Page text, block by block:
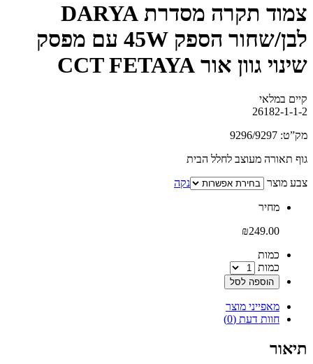
צמוד תקרה מסדרת DARYA
לבן/שחור הספק 45W עם מפסק
שינוי גוון אור CCT FETAYA
קיים במלאי‬
26182-1-1-2
מק”ט: 9296/9297
גוף תאורה מעוצב לחלל הבית
צבע מוצר
נקה
‫מחיר‬
₪249.00
‫כמות‬
כמות
הוספה לסל
מאפייני מוצר
חוות דעת (0)
תיאור